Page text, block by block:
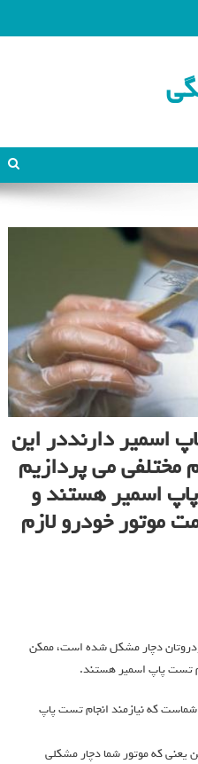
اسمیر دارنددر این
مختلفی می پردازیم
اسمیر هستند و
موتور خودرو لازم
دچار مشکل شده است، ممکن
تست پاپ اسمیر هستند.
که نیازمند انجام تست پاپ
یعنی که موتور شما دچار مشکلی